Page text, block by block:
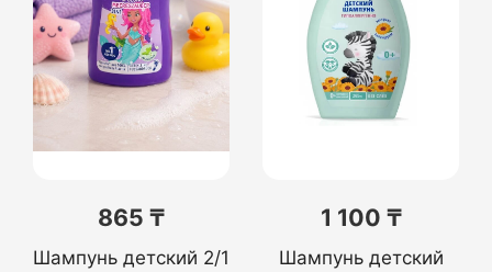
865 ₸
Шампунь детский 2/1
1 100 ₸
Шампунь детский